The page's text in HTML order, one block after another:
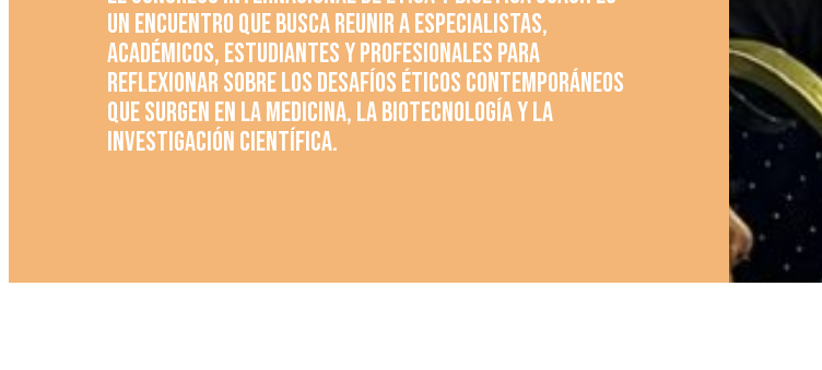
un encuentro que busca reunir a especialistas,
académicos, estudiantes y profesionales para
reflexionar sobre los desafíos éticos contemporáneos
que surgen en la medicina, la biotecnología y la
investigación científica.